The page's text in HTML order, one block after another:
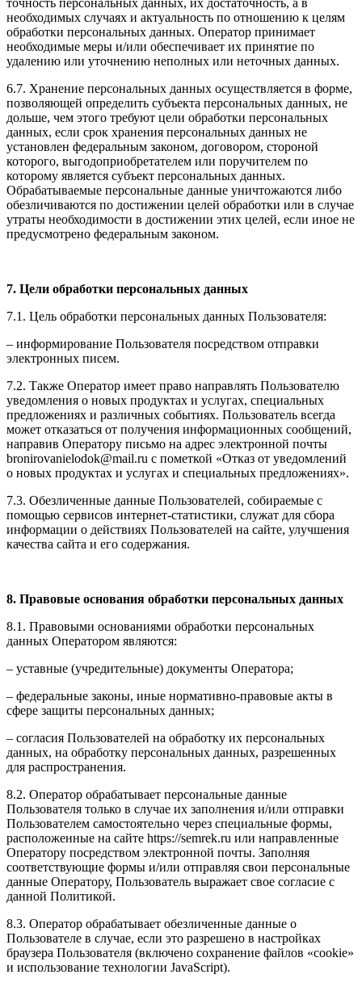
точность персональных данных, их достаточность, а в
необходимых случаях и актуальность по отношению к целям
обработки персональных данных. Оператор принимает
необходимые меры и/или обеспечивает их принятие по
удалению или уточнению неполных или неточных данных.
6.7. Хранение персональных данных осуществляется в форме,
позволяющей определить субъекта персональных данных, не
дольше, чем этого требуют цели обработки персональных
данных, если срок хранения персональных данных не
установлен федеральным законом, договором, стороной
которого, выгодоприобретателем или поручителем по
которому является субъект персональных данных.
Обрабатываемые персональные данные уничтожаются либо
обезличиваются по достижении целей обработки или в случае
утраты необходимости в достижении этих целей, если иное не
предусмотрено федеральным законом.
7. Цели обработки персональных данных
7.1. Цель обработки персональных данных Пользователя:
– информирование Пользователя посредством отправки
электронных писем.
7.2. Также Оператор имеет право направлять Пользователю
уведомления о новых продуктах и услугах, специальных
предложениях и различных событиях. Пользователь всегда
может отказаться от получения информационных сообщений,
направив Оператору письмо на адрес электронной почты
bronirovanielodok@mail.ru с пометкой «Отказ от уведомлений
о новых продуктах и услугах и специальных предложениях».
7.3. Обезличенные данные Пользователей, собираемые с
помощью сервисов интернет-статистики, служат для сбора
информации о действиях Пользователей на сайте, улучшения
качества сайта и его содержания.
8. Правовые основания обработки персональных данных
8.1. Правовыми основаниями обработки персональных
данных Оператором являются:
– уставные (учредительные) документы Оператора;
– федеральные законы, иные нормативно-правовые акты в
сфере защиты персональных данных;
– согласия Пользователей на обработку их персональных
данных, на обработку персональных данных, разрешенных
для распространения.
8.2. Оператор обрабатывает персональные данные
Пользователя только в случае их заполнения и/или отправки
Пользователем самостоятельно через специальные формы,
расположенные на сайте https://semrek.ru или направленные
Оператору посредством электронной почты. Заполняя
соответствующие формы и/или отправляя свои персональные
данные Оператору, Пользователь выражает свое согласие с
данной Политикой.
8.3. Оператор обрабатывает обезличенные данные о
Пользователе в случае, если это разрешено в настройках
браузера Пользователя (включено сохранение файлов «cookie»
и использование технологии JavaScript).